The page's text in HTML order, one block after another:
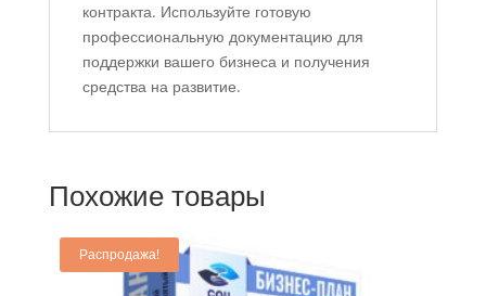
контракта. Используйте готовую
профессиональную документацию для
поддержки вашего бизнеса и получения
средства на развитие.
Похожие товары
Распродажа!